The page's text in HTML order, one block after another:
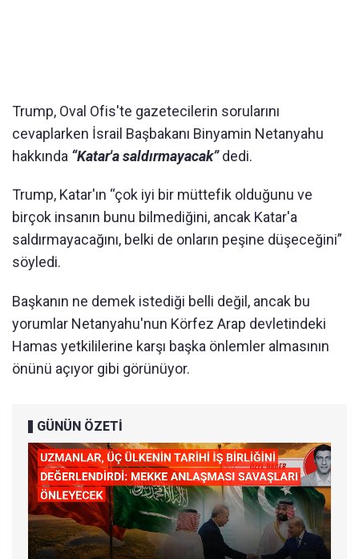
Trump, Oval Ofis'te gazetecilerin sorularını
cevaplarken İsrail Başbakanı Binyamin Netanyahu
hakkında “Katar'a saldırmayacak”dedi.
Trump, Katar'ın “çok iyi bir müttefik olduğunu ve
birçok insanın bunu bilmediğini, ancak Katar'a
saldırmayacağını, belki de onların peşine düşeceğini”
söyledi.
Başkanın ne demek istediği belli değil, ancak bu
yorumlar Netanyahu'nun Körfez Arap devletindeki
Hamas yetkililerine karşı başka önlemler almasının
önünü açıyor gibi görünüyor.
GÜNÜN ÖZETİ